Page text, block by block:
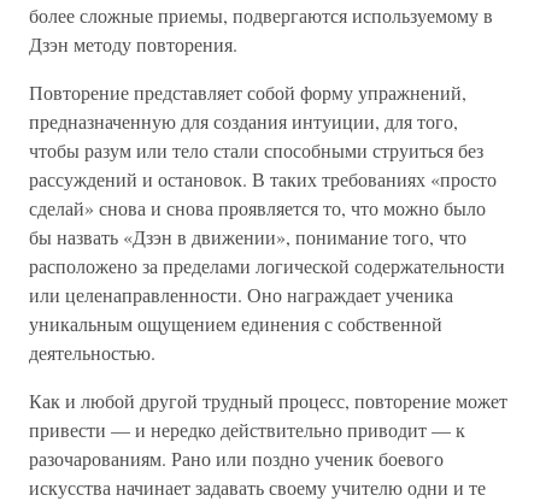
более сложные приемы, подвергаются используемому в
Дзэн методу повторения.
Повторение представляет собой форму упражнений,
предназначенную для создания интуиции, для того,
чтобы разум или тело стали способными струиться без
рассуждений и остановок. В таких требованиях «просто
сделай» снова и снова проявляется то, что можно было
бы назвать «Дзэн в движении», понимание того, что
расположено за пределами логической содержательности
или целенаправленности. Оно награждает ученика
уникальным ощущением единения с собственной
деятельностью.
Как и любой другой трудный процесс, повторение может
привести — и нередко действительно приводит — к
разочарованиям. Рано или поздно ученик боевого
искусства начинает задавать своему учителю одни и те